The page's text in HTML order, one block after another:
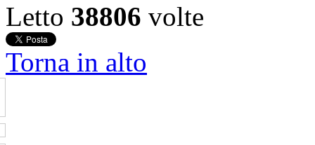
Letto 38806 volte
Torna in alto